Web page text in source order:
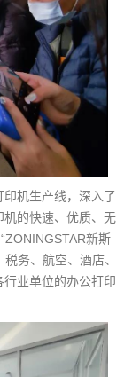
机生产线，深入了
的快速、优质、无
新斯
务、航空、酒店、
业单位的办公打印